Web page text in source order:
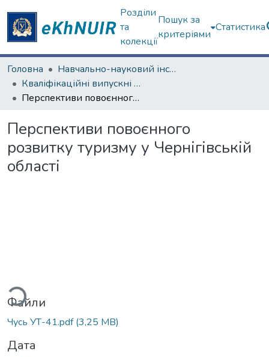
Розділи
та
колекції
Пошук за
критеріями
Статистика
Головна
Навчально-науковий інститут "Каразінський інститут міжнародних відносин та туристичного бізнесу"
Кваліфікаційні випускні роботи бакалаврів. Навчально-науковий інститут "Каразінський інститут міжнародних відносин та туристичного бізнесу"
Перспективи повоєнного розвитку туризму у Чернігівській області
Перспективи повоєнного
розвитку туризму у Чернігівській
області
Файли
Чусь УТ-41.pdf(3,25 MB)
Дата